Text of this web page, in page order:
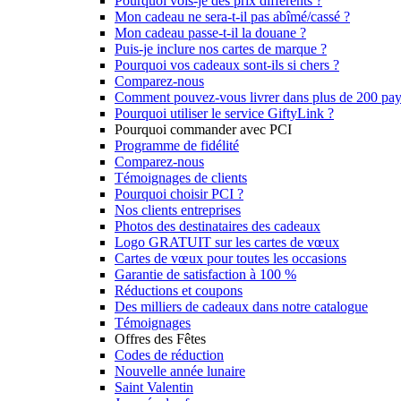
Mon cadeau ne sera-t-il pas abîmé/cassé ?
Mon cadeau passe-t-il la douane ?
Puis-je inclure nos cartes de marque ?
Pourquoi vos cadeaux sont-ils si chers ?
Comparez-nous
Comment pouvez-vous livrer dans plus de 200
Pourquoi utiliser le service GiftyLink ?
Pourquoi commander avec PCI
Programme de fidélité
Comparez-nous
Témoignages de clients
Pourquoi choisir PCI ?
Nos clients entreprises
Photos des destinataires des cadeaux
Logo GRATUIT sur les cartes de vœux
Cartes de vœux pour toutes les occasions
Garantie de satisfaction à 100 %
Réductions et coupons
Des milliers de cadeaux dans notre catalogue
Témoignages
Offres des Fêtes
Codes de réduction
Nouvelle année lunaire
Saint Valentin